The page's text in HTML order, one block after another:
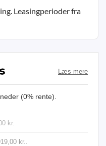
Leasingperioder fra
Læs mere
(0% rente).
kr.
kr..